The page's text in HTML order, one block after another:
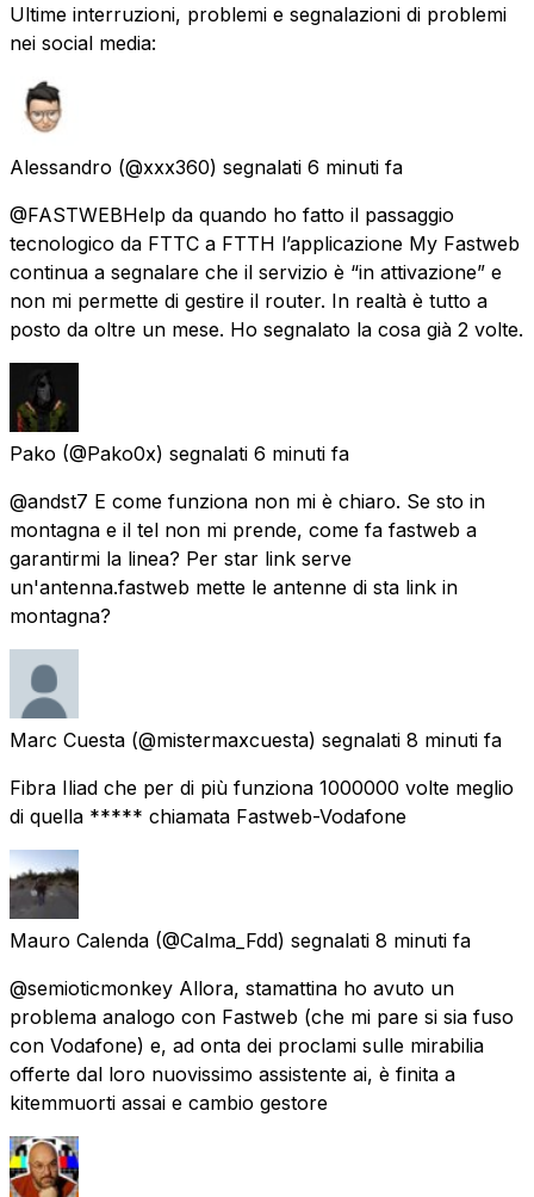
Ultime interruzioni, problemi e segnalazioni di problemi
nei social media:
Alessandro (@xxx360) segnalati 6 minuti fa
@FASTWEBHelp da quando ho fatto il passaggio
tecnologico da FTTC a FTTH l’applicazione My Fastweb
continua a segnalare che il servizio è “in attivazione” e
non mi permette di gestire il router. In realtà è tutto a
posto da oltre un mese. Ho segnalato la cosa già 2 volte.
Pako (@Pako0x) segnalati 6 minuti fa
@andst7 E come funziona non mi è chiaro. Se sto in
montagna e il tel non mi prende, come fa fastweb a
garantirmi la linea? Per star link serve
un'antenna.fastweb mette le antenne di sta link in
montagna?
Marc Cuesta (@mistermaxcuesta) segnalati 8 minuti fa
Fibra Iliad che per di più funziona 1000000 volte meglio
di quella ***** chiamata Fastweb-Vodafone
Mauro Calenda (@Calma_Fdd) segnalati 8 minuti fa
@semioticmonkey Allora, stamattina ho avuto un
problema analogo con Fastweb (che mi pare si sia fuso
con Vodafone) e, ad onta dei proclami sulle mirabilia
offerte dal loro nuovissimo assistente ai, è finita a
kitemmuorti assai e cambio gestore